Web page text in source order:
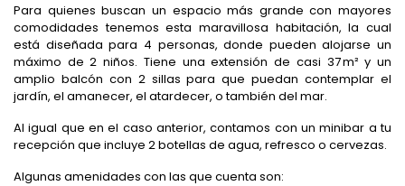
Para quienes buscan un espacio más grande con mayores
comodidades tenemos esta maravillosa habitación, la cual
está diseñada para 4 personas, donde pueden alojarse un
máximo de 2 niños. Tiene una extensión de casi 37 m² y un
amplio balcón con 2 sillas para que puedan contemplar el
jardín, el amanecer, el atardecer, o también del mar.
Al igual que en el caso anterior, contamos con un minibar a tu
recepción que incluye 2 botellas de agua, refresco o cervezas.
Algunas amenidades con las que cuenta son: